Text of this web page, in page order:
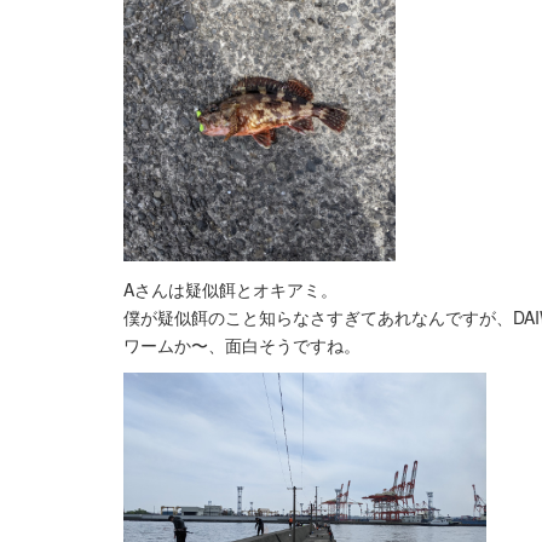
Aさんは疑似餌とオキアミ。
僕が疑似餌のこと知らなさすぎてあれなんですが、
ワームか〜、面白そうですね。